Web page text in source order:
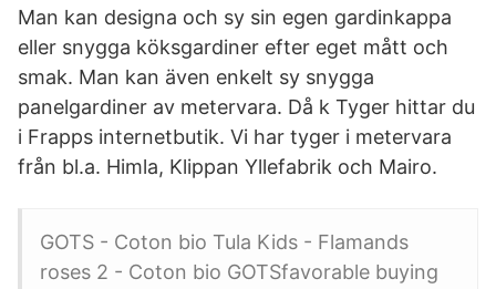
Man kan designa och sy sin egen gardinkappa
eller snygga köksgardiner efter eget mått och
smak. Man kan även enkelt sy snygga
panelgardiner av metervara. Då k Tyger hittar du
i Frapps internetbutik. Vi har tyger i metervara
från bl.a. Himla, Klippan Yllefabrik och Mairo.
GOTS - Coton bio Tula Kids - Flamands
roses 2 - Coton bio GOTSfavorable buying